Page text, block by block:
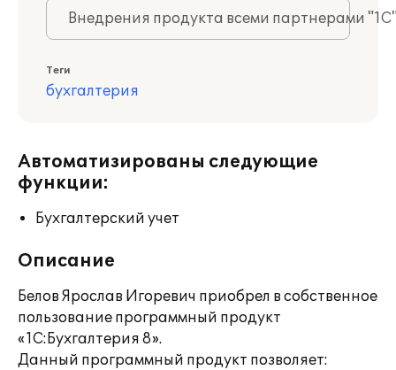
Внедрения продукта всеми партнерами
Теги
бухгалтерия
Автоматизированы следующие
функции:
Бухгалтерский учет
Описание
Белов Ярослав Игоревич приобрел в собственное
пользование программный продукт
«1С:Бухгалтерия 8».
Данный программный продукт позволяет: